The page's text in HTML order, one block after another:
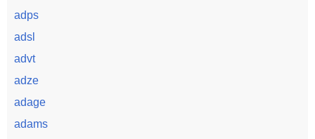
adps
adsl
advt
adze
adage
adams